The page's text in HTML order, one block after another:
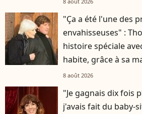
"Ça a été l'une des
envahisseuses" :
histoire spéciale
habite, grâce à sa
Hardy
8 août 2026
"Je gagnais dix fois
j'avais fait du baby-